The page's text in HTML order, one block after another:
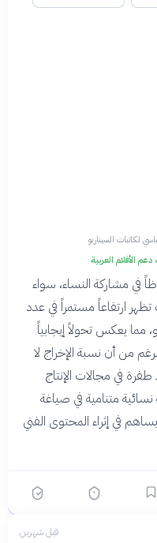
لكاتبات السيناريو
الأفلام العربية
في مشاركة النساء، سواء
تظهر ارتفاعاً مستمراً في عدد
مما يعكس تحولاً إيجابياً
من أن نسبة الإخراج لا
طفرة في مجالات الإنتاج
متنامية في صياغة
في إثراء المحتوى الفني
قبل شهرين